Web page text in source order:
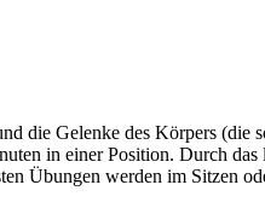
die Gelenke des Körpers
in einer Position. Durch
Übungen werden im Sitzen